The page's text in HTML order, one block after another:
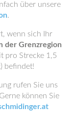
über unsere
.
wenn sich Ihr
der Grenzregion
pro Strecke 1,5
befindet!
rufen Sie uns
können Sie